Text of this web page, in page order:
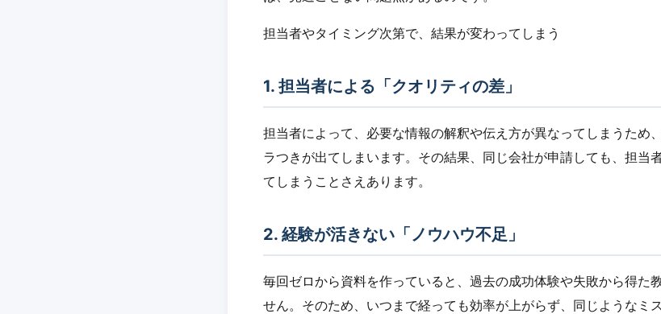
担当者やタイミング次第で、結果が変わってしまう
1. 担当者による「クオリティの差」
担当者によって、必要な情報の解釈や伝え方が異なってしまうため
ラつきが出てしまいます。その結果、同じ会社が申請しても、担当
てしまうことさえあります。
2. 経験が活きない「ノウハウ不足」
毎回ゼロから資料を作っていると、過去の成功体験や失敗から得た
せん。そのため、いつまで経っても効率が上がらず、同じようなミ